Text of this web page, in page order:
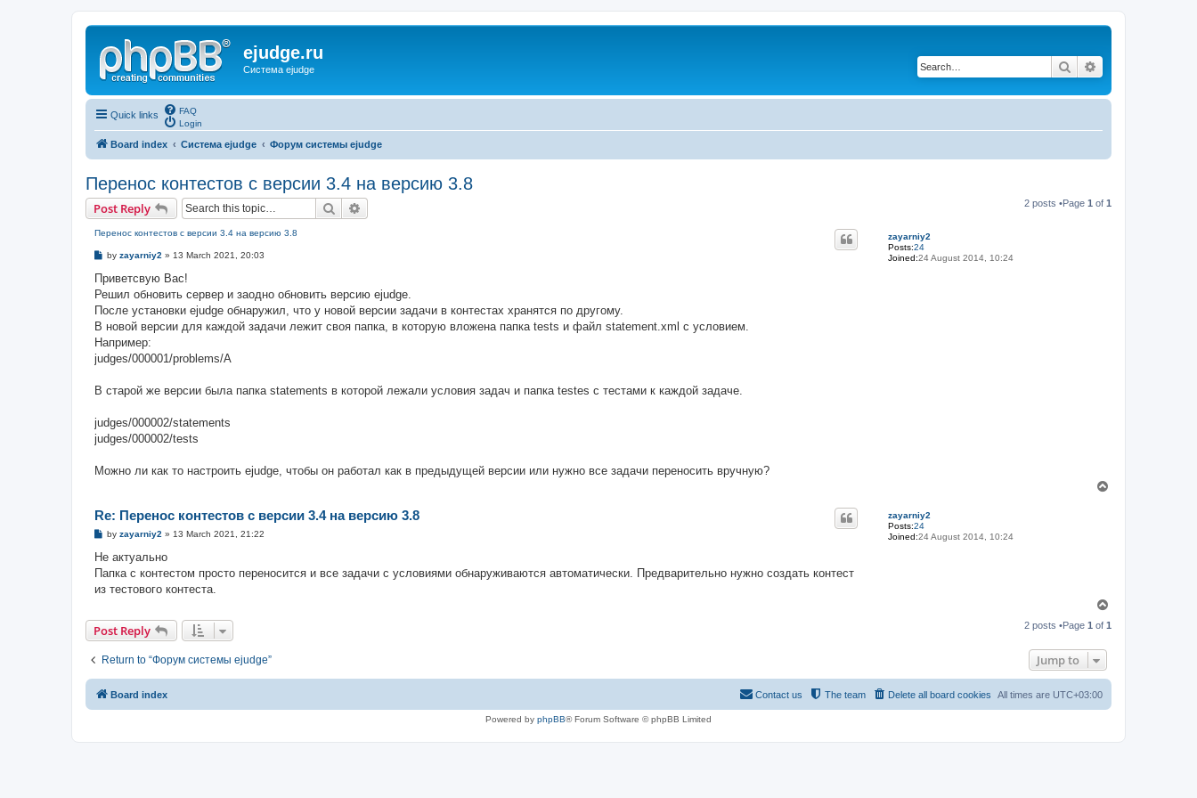
ejudge.ru
Система ejudge Search
Quick links
FAQ
Login
Board index Система ejudge Форум системы ejudge
Перенос контестов с версии 3.4 на версию 3.8
Post Reply Search 2 posts •Page 1 of 1
zayarniy2
Posts:24
Joined:24 August 2014, 10:24
Перенос контестов с версии 3.4 на версию 3.8
P
s
t
by zayarniy2 » 13 March 2021, 20:03
Приветсвую Вас!
Решил обновить сервер и заодно обновить версию ejudge.
После установки ejudge обнаружил, что у новой версии задачи в контестах хранятся по другому.
В новой версии для каждой задачи лежит своя папка, в которую вложена папка tests и файл statement.xml с условием.
Например:
judges/000001/problems/A
В старой же версии была папка statements в которой лежали условия задач и папка testes с тестами к каждой задаче.
judges/000002/statements
judges/000002/tests
Можно ли как то настроить ejudge, чтобы он работал как в предыдущей версии или нужно все задачи переносить вручную?
zayarniy2
Posts:24
Joined:24 August 2014, 10:24
Re: Перенос контестов с версии 3.4 на версию 3.8
P
s
by zayarniy2 » 13 March 2021, 21:22
Не актуально
Папка с контестом просто переносится и все задачи с условиями обнаруживаются автоматически. Предварительно нужно создать контест
из тестового контеста.
p
Post Reply 2 posts •Page 1 of 1
Return to “Форум системы ejudge” Jump to
Board index All times are UTC+03:00
Delete all board cookies
The team
Contact us
Powered by phpBB® Forum Software © phpBB Limited